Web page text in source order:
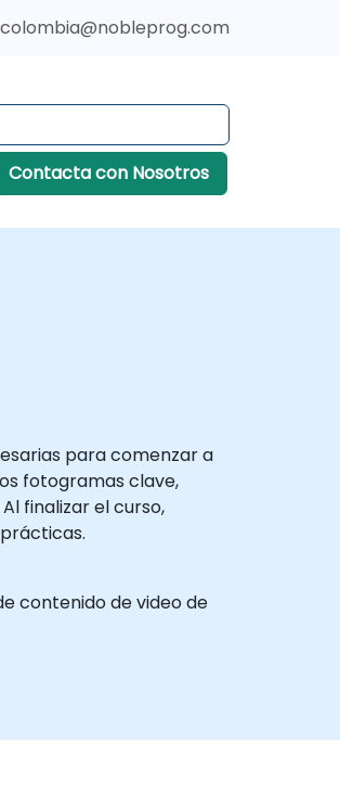
colombia@nobleprog.com
Contacta con Nosotros
para comenzar a
fotogramas clave,
finalizar el curso,
contenido de video de